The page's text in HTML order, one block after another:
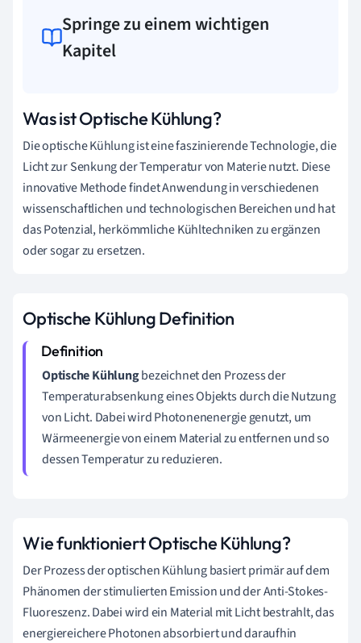
Springe zu einem wichtigen
Kapitel
Was ist Optische Kühlung?
Die optische Kühlung ist eine faszinierende Technologie, die
Licht zur Senkung der Temperatur von Materie nutzt. Diese
innovative Methode findet Anwendung in verschiedenen
wissenschaftlichen und technologischen Bereichen und hat
das Potenzial, herkömmliche Kühltechniken zu ergänzen
oder sogar zu ersetzen.
Optische Kühlung Definition
Optische Kühlungbezeichnet den Prozess der
Temperaturabsenkung eines Objekts durch die Nutzung
von Licht. Dabei wird Photonenenergie genutzt, um
Wärmeenergie von einem Material zu entfernen und so
dessen Temperatur zu reduzieren.
Wie funktioniert Optische Kühlung?
Der Prozess der optischen Kühlung basiert primär auf dem
Phänomen der stimulierten Emission und der Anti-Stokes-
Fluoreszenz. Dabei wird ein Material mit Licht bestrahlt, das
energiereichere Photonen absorbiert und daraufhin